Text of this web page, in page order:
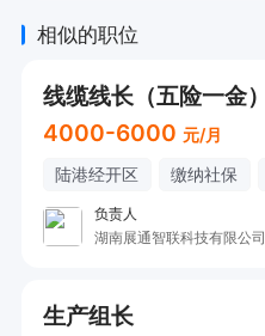
相似的职位
线缆线长（五险一金）
4000-6000 元/月
陆港经开区 缴纳社保
负责人
湖南展通智联科技有限公司
生产组长